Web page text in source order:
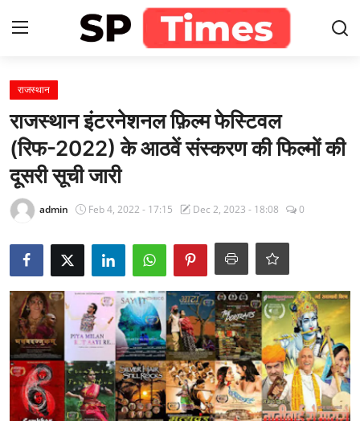
Home
Contact
About
खेल
राजस्थान
मनोरंजन
शिक्षा
लाइफस्टाइल
राजस्थान
राजस्थान इंटरनेशनल फ़िल्म फेस्टिवल
(रिफ-2022) के आठवें संस्करण की फिल्मों की
दूसरी सूची जारी
admin Feb 4, 2022 - 17:15 Dec 2, 2023 - 18:08 0